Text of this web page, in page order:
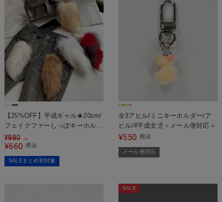
【25%OFF】平成ギャル★20cm/
フェイクファーしっぽキーホルダ
ー
¥880 →
¥660 税込
SALEまとめ割対象
全3アヒル/ミニキーホルダー/ア
ヒル/#平成女児＜メール便対応＞
¥550 税込
メール便対応
SALE